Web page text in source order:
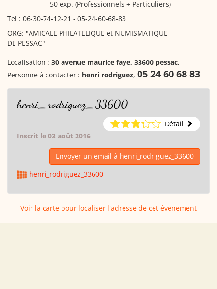
50 exp. (Professionnels + Particuliers)
Tel : 06-30-74-12-21 - 05-24-60-68-83
ORG: "AMICALE PHILATELIQUE et NUMISMATIQUE
DE PESSAC"
Localisation : 30 avenue maurice faye, 33600 pessac,
Personne à contacter : henri rodriguez, 05 24 60 68 83
henri_rodriguez_33600
Détail
Inscrit le 03 août 2016
Envoyer un email à henri_rodriguez_33600
henri_rodriguez_33600
Voir la carte pour localiser l'adresse de cet événement